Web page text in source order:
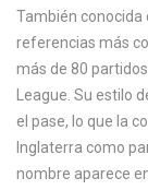
También conocida
referencias más
más de 80
League. Su estilo
el pase, lo que la
Inglaterra como
nombre aparece